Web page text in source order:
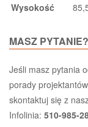
Wysokość
MASZ PYTANIE?
Jeśli masz pytania
porady
skontaktuj się z
Infolinia: 510-985-